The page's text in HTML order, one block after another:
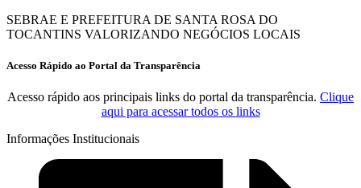
SEBRAE E PREFEITURA DE SANTA ROSA DO
TOCANTINS VALORIZANDO NEGÓCIOS LOCAIS
Acesso Rápido ao Portal da Transparência
Acesso rápido aos principais links do portal da transparência. Clique
aqui para acessar todos os links
Informações Institucionais